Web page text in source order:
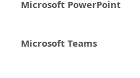
Microsoft PowerPoint
Microsoft Teams